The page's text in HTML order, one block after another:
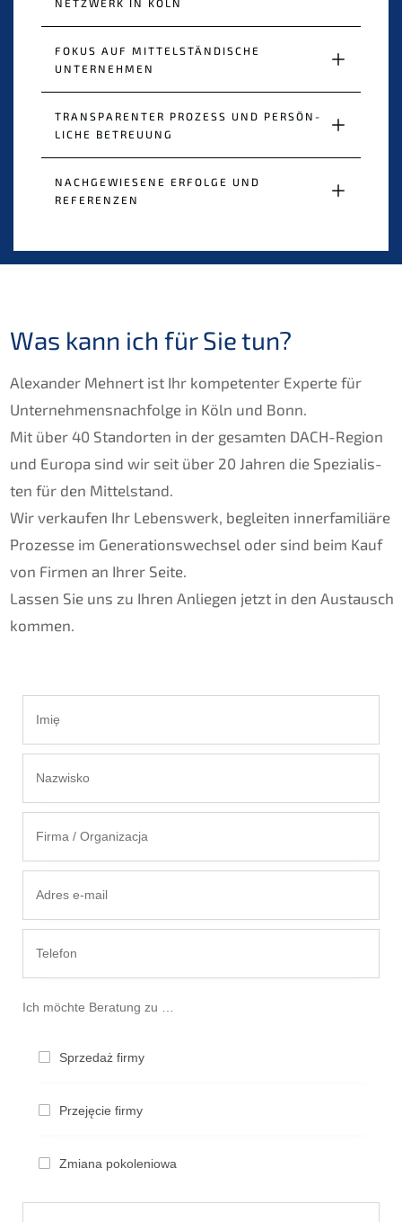
FOKUS AUF MITTEL­STÄN­DI­SCHE
UNTERNEHMEN
TRANS­PA­REN­TER PROZESS UND PERSÖN­
LI­CHE BETREUUNG
NACHGE­WIE­SE­NE ERFOL­GE UND
REFERENZEN
Was kann ich für Sie tun?
Alexan­der Mehnert ist Ihr kompe­ten­ter Exper­te für
Unternehmens­nachfolge in Köln und Bonn.
Mit über 40 Stand­or­ten in der gesam­ten DACH-Region
und Europa sind wir seit über 20 Jahren die Spezia­lis­
ten für den Mittel­stand.
Wir verkau­fen Ihr Lebens­werk, beglei­ten inner­fa­mi­liä­re
Prozes­se im Generations­wechsel oder sind beim Kauf
von Firmen an Ihrer Seite.
Lassen Sie uns zu Ihren Anlie­gen jetzt in den Austausch
kommen.
Ich möchte Beratung zu …
Sprze­daż firmy
Przejęcie firmy
Zmiana pokolenio­wa